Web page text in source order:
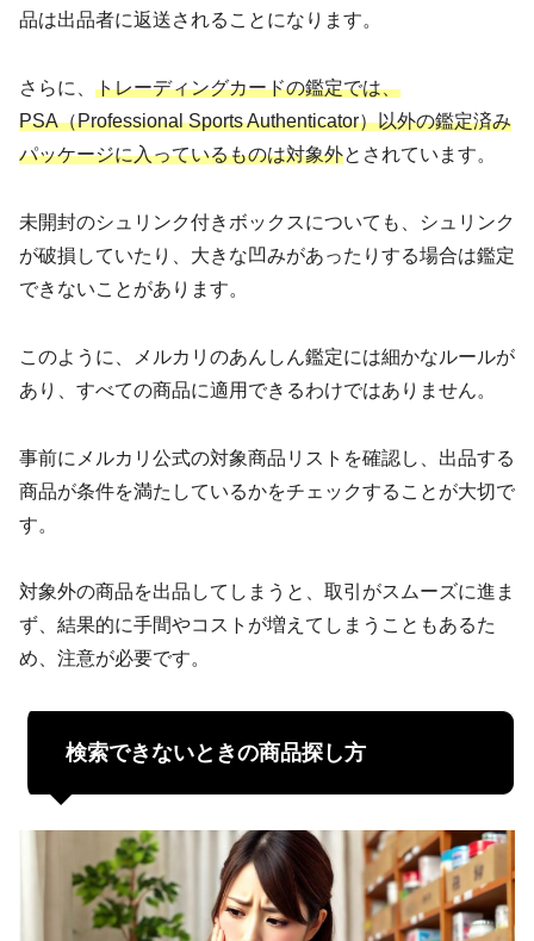
品は出品者に返送されることになります。
さらに、 トレーディングカードの鑑定では、
PSA（Professional Sports Authenticator）以外の鑑定済み
パッケージに入っているものは対象外とされています。
未開封のシュリンク付きボックスについても、シュリンク
が破損していたり、大きな凹みがあったりする場合は鑑定
できないことがあります。
このように、メルカリのあんしん鑑定には細かなルールが
あり、すべての商品に適用できるわけではありません。
事前にメルカリ公式の対象商品リストを確認し、出品する
商品が条件を満たしているかをチェックすることが大切で
す。
対象外の商品を出品してしまうと、取引がスムーズに進ま
ず、結果的に手間やコストが増えてしまうこともあるた
め、注意が必要です。
検索できないときの商品探し方